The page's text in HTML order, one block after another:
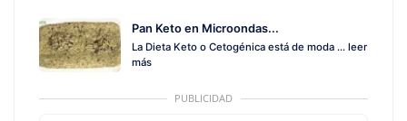
Pan Keto en Microondas...
La Dieta Keto o Cetogénica está de moda ... leer
más
PUBLICIDAD